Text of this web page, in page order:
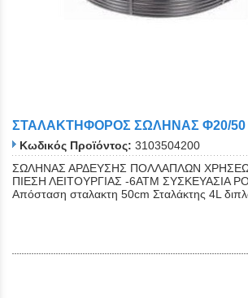
ΣΤΑΛΑΚΤΗΦΟΡΟΣ ΣΩΛΗΝΑΣ Φ20/50
Κωδικός Προϊόντος: 3103504200
ΣΩΛΗΝΑΣ ΑΡΔΕΥΣΗΣ ΠΟΛΛΑΠΛΩΝ
ΠΙΕΣΗ ΛΕΙΤΟΥΡΓΙΑΣ -6ΑΤΜ ΣΥΣΚΕΥΑΣΙΑ
Απόσταση σταλακτη 50cm Σταλάκτης 4L